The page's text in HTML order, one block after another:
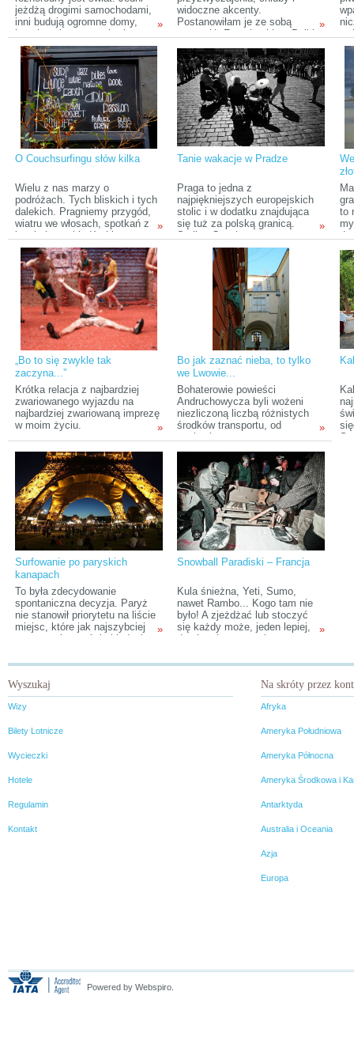
opowieści.
jeżdżą drogimi samochodami,
inni budują ogromne domy,
kupują najnowsze telewizory, a
ja cały mój kapitał inwestuję w
podróże.
»
widoczne akcenty.
Postanowiłam je ze sobą
zestawić. Francja okiem Polki.
Co my, a co oni?
»
i
O Couchsurfingu słów kilka
Wielu z nas marzy o
podróżach. Tych bliskich i tych
dalekich. Pragniemy przygód,
wiatru we włosach, spotkań z
inspirującymi ludźmi i
niezapomnianych wspomnień.
Większość z wymienionych
możemy zapewne osiągnąć
pakując plecak i ruszając przed
siebie, jednak skąd wziąć tę
przysłowiową „wisienkę”
dopełniającą całość? W jaki
sposób zmienić marzenia we
wspomnienia i do tego nie
zbankrutować? Dziś właśnie o
tym. Dziś o Couchsurfingu.
»
Tanie wakacje w Pradze
Praga to jedna z
najpiękniejszych europejskich
stolic i w dodatku znajdująca
się tuż za polską granicą.
Stolica Czech może
poszczycić się piękną
architekturą, najlepszym piwem
i niepowtarzalnym klimatem,
który oferuje turystom.
Niezwykły klimat tworzą także
przemili Czesi. Nic dziwnego,
że chętnie się tam wraca. Jak
na stolicę przystało, jest tam
dość drogo, pomimo że
płatności dokonujemy
zazwyczaj w koronach
czeskich. Na czym więc
zaoszczędzić, jak dojechać i
gdzie spać, żeby nie
zbankrutować?
»
to
to,
na
„Bo to się zwykle tak
zaczyna...”
Krótka relacja z najbardziej
zwariowanego wyjazdu na
najbardziej zwariowaną imprezę
w moim życiu.
»
Bo jak zaznać nieba, to tylko
we Lwowie...
Bohaterowie powieści
Andruchowycza byli wożeni
niezliczoną liczbą różnistych
środków transportu, od
pociągów począwszy, przez
helikoptery, na wehikułach typu
Chrysler Imperial skończywszy.
Bez względu na to, jaki pojazd
wybierze podróżnik, by dotrzeć
do Ukrainy, przygoda z tym
krajem niewątpliwie zaczyna się
już na samej granicy.
»
Surfowanie po paryskich
kanapach
To była zdecydowanie
spontaniczna decyzja. Paryż
nie stanowił priorytetu na liście
miejsc, które jak najszybciej
muszę zobaczyć, był jednak
towarzyszki podróży. Bilety na
pomiędzy zakupami, dopiero
potem zaczęłyśmy zastanawiać
się co dalej. A czasu było
znaleźć zakwaterowanie i
»
Snowball Paradiski – Francja
Kula śnieżna, Yeti, Sumo,
nawet Rambo... Kogo tam nie
było! A zjeżdżać lub stoczyć
się każdy może, jeden lepiej,
drugi – nieco gorzej.
»
Wyszukaj
Wizy
Bilety Lotnicze
Wycieczki
Hotele
Regulamin
Kontakt
Na skróty przez
Afryka
Ameryka Południowa
Ameryka Północna
Ameryka Środkowa i
Antarktyda
Australia i Oceania
Azja
Europa
Powered by Webspiro.